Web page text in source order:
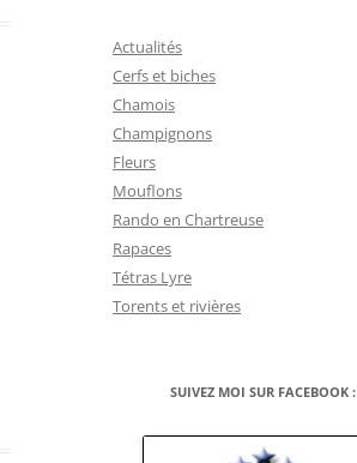
Actualités
Cerfs et biches
Chamois
Champignons
Fleurs
Mouflons
Rando en Chartreuse
Rapaces
Tétras Lyre
Torents et rivières
SUIVEZ MOI SUR FACEBOOK :